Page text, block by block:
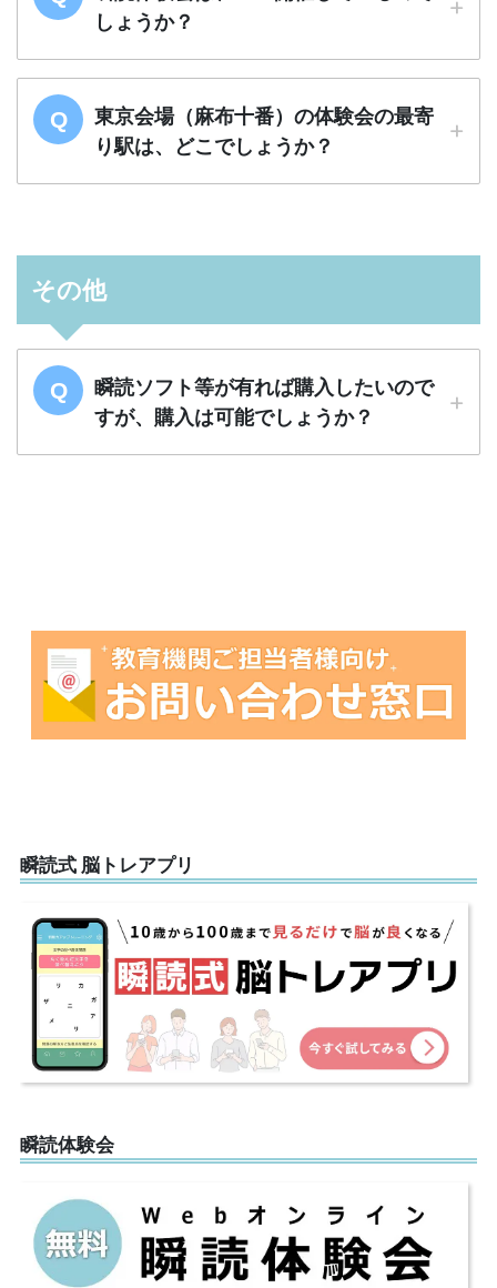
しょうか？
東京会場（麻布十番）の体験会の最寄
り駅は、どこでしょうか？
その他
瞬読ソフト等が有れば購入したいので
すが、購入は可能でしょうか？
瞬読式 脳トレアプリ
瞬読体験会